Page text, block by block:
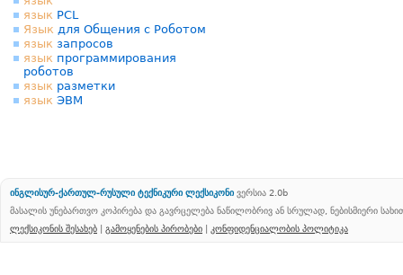
язык PCL
Язык для Общения с Роботом
язык запросов
язык программирования
роботов
язык разметки
язык ЭВМ
ინგლისურ-ქართულ-რუსული ტექნიკური ლექსიკონი ვერსია 2.0b
მასალის უნებართვო კოპირება და გავრცელება ნაწილობრივ ან სრულად, ნებისმიერი
ლექსიკონის შესახებ | გამოყენების პირობები | კონფიდენციალობის პოლიტიკა